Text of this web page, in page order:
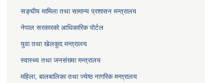
सङ्घीय मामिला तथा सामान्य प्रशासन मन्त्रालय
नेपाल सरकारको आधिकारिक पोर्टल
युवा तथा खेलकुद मन्त्रालय
स्वास्थ्य तथा जनसंख्या मन्त्रालय
महिला, बालबालिका तथा ज्येष्ठ नागरिक मन्त्रालय